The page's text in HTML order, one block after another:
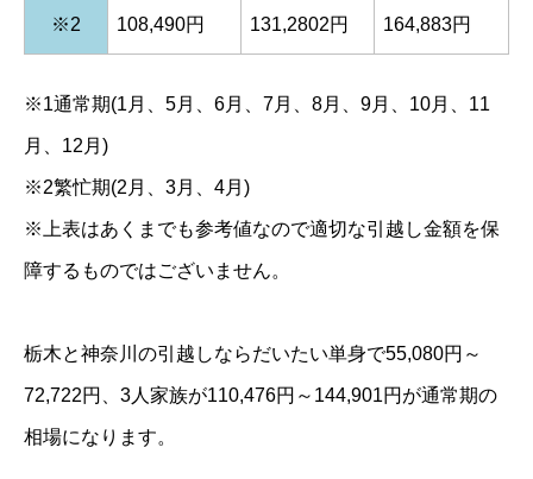
※2 108,490円 131,2802円 164,883円
※1通常期(1月、5月、6月、7月、8月、9月、10月、11
月、12月)
※2繁忙期(2月、3月、4月)
※上表はあくまでも参考値なので適切な引越し金額を保
障するものではございません。
栃木と神奈川の引越しならだいたい単身で55,080円～
72,722円、3人家族が110,476円～144,901円が通常期の
相場になります。